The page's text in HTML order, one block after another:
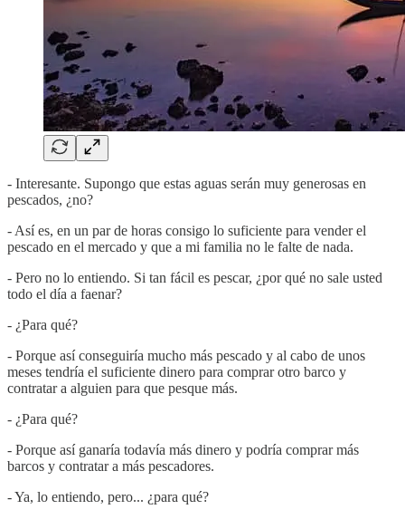
- Interesante. Supongo que estas aguas serán muy generosas en
pescados, ¿no?
- Así es, en un par de horas consigo lo suficiente para vender el
pescado en el mercado y que a mi familia no le falte de nada.
- Pero no lo entiendo. Si tan fácil es pescar, ¿por qué no sale usted
todo el día a faenar?
- ¿Para qué?
- Porque así conseguiría mucho más pescado y al cabo de unos
meses tendría el suficiente dinero para comprar otro barco y
contratar a alguien para que pesque más.
- ¿Para qué?
- Porque así ganaría todavía más dinero y podría comprar más
barcos y contratar a más pescadores.
- Ya, lo entiendo, pero... ¿para qué?